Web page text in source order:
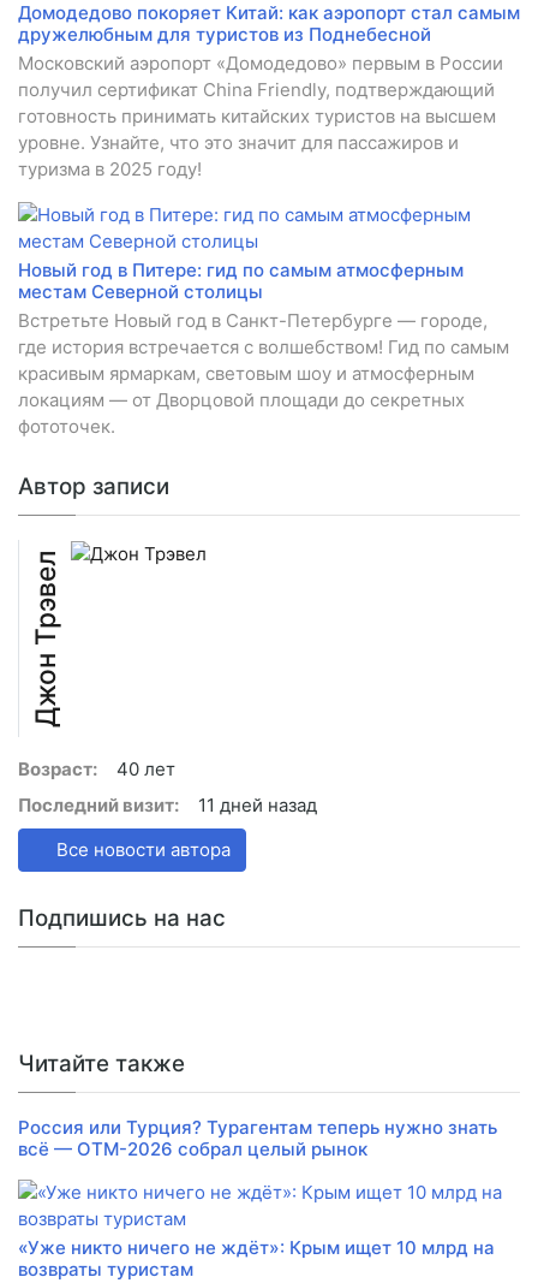
Домодедово покоряет Китай: как аэропорт стал самым
дружелюбным для туристов из Поднебесной
Московский аэропорт «Домодедово» первым в России
получил сертификат China Friendly, подтверждающий
готовность принимать китайских туристов на высшем
уровне. Узнайте, что это значит для пассажиров и
туризма в 2025 году!
Новый год в Питере: гид по самым атмосферным
местам Северной столицы
Встретьте Новый год в Санкт-Петербурге — городе,
где история встречается с волшебством! Гид по самым
красивым ярмаркам, световым шоу и атмосферным
локациям — от Дворцовой площади до секретных
фототочек.
Автор записи
Джон Трэвел
Возраст:
40 лет
Последний визит:
11 дней назад
Все новости автора
Подпишись на нас
Читайте также
Россия или Турция? Турагентам теперь нужно знать
всё — ОТМ-2026 собрал целый рынок
«Уже никто ничего не ждёт»: Крым ищет 10 млрд на
возвраты туристам